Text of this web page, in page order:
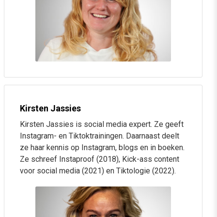
Waarom je relevant, deskundig en onderscheidend
Het belang van o.a. contentformats, structuur en on-
page optimalisatie
hebben
Eigen contentplan aanscherpen (incl. praktische
Sessie 3: Meer bereik & conversie met AI-
gedreven SEA
Belangrijke trends en verschuivingen
Campagnetypes voor je klantreis: Search, Display,
Kirsten Jassies
Kirsten Jassies is social media expert. Ze geeft
Instagram- en Tiktoktrainingen. Daarnaast deelt
ze haar kennis op Instagram, blogs en in boeken.
Ze schreef Instaproof (2018), Kick-ass content
voor social media (2021) en Tiktologie (2022).